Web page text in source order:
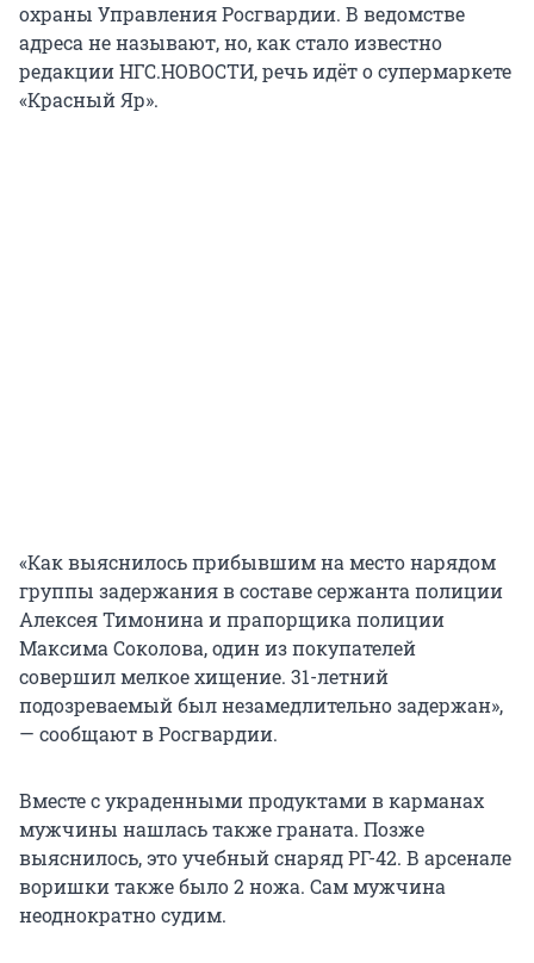
охраны Управления Росгвардии. В ведомстве
адреса не называют, но, как стало известно
редакции НГС.НОВОСТИ, речь идёт о супермаркете
«Красный Яр».
«Как выяснилось прибывшим на место нарядом
группы задержания в составе сержанта полиции
Алексея Тимонина и прапорщика полиции
Максима Соколова, один из покупателей
совершил мелкое хищение. 31-летний
подозреваемый был незамедлительно задержан»,
— сообщают в Росгвардии.
Вместе с украденными продуктами в карманах
мужчины нашлась также граната. Позже
выяснилось, это учебный снаряд РГ-42. В арсенале
воришки также было 2 ножа. Сам мужчина
неоднократно судим.